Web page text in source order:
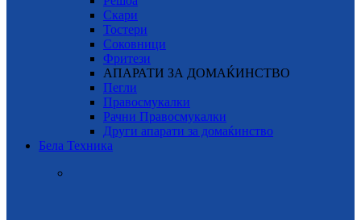
Скари
Тостери
Соковници
Фритези
АПАРАТИ ЗА ДОМАЌИНСТВО
Пегли
Правосмукалки
Рачни Правосмукалки
Други апарати за домаќинство
Бела Техника